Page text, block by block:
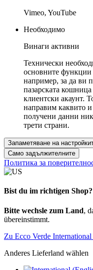
Vimeo, YouTube
Необходимо
Винаги активни
Технически
основните функции
например, за да ви
пазарската
клиентски акаунт.
направим каквито
получени данни
трети страни.
Запаметяване на
Само задължителните
Политика за
Bist du im richtigen Shop?
Bitte wechsle zum Land,
übereinstimmt.
Zu Ecco Verde
Anderes Lieferland wählen